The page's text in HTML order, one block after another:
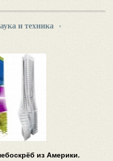
и техника
›
из Америки.